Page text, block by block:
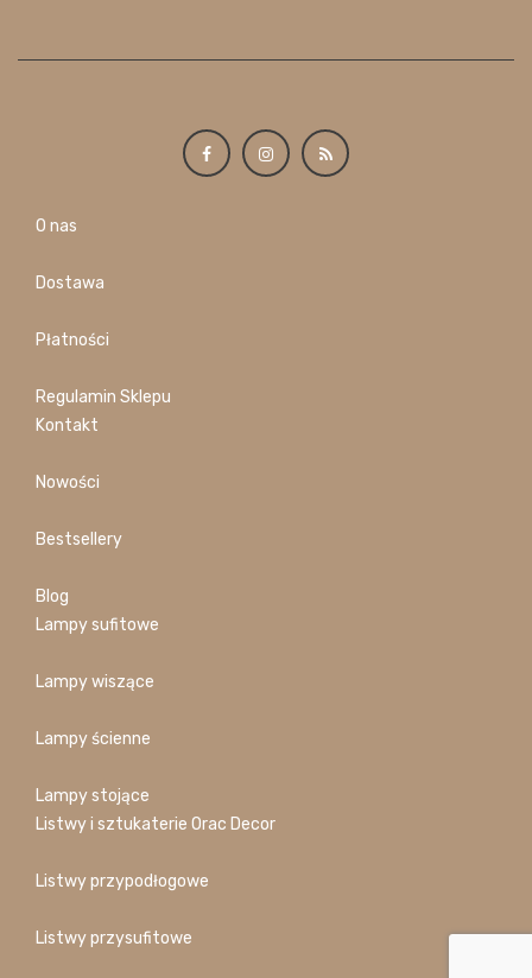
O nas
Dostawa
Płatności
Regulamin Sklepu
Kontakt
Nowości
Bestsellery
Blog
Lampy sufitowe
Lampy wiszące
Lampy ścienne
Lampy stojące
Listwy i sztukaterie Orac Decor
Listwy przypodłogowe
Listwy przysufitowe